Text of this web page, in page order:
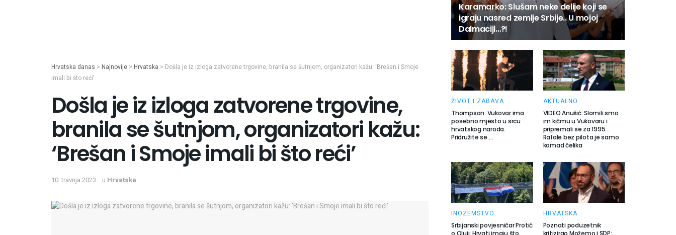
Hrvatska danas > Najnovije > Hrvatska > Došla je iz izloga zatvorene trgovine, branila se šutnjom, organizatori kažu: ‘Brešan i Smoje
imali bi što reći’
Došla je iz izloga zatvorene trgovine,
branila se šutnjom, organizatori kažu:
‘Brešan i Smoje imali bi što reći’
10. travnja 2023. u Hrvatska
Karamarko: Slušam neke delije koji se
igraju nasred zemlje Srbije.. U mojoj
Dalmaciji…?!
ŽIVOT I ZABAVA
Thompson: Vukovar ima
posebno mjesto u srcu
hrvatskog naroda.
Pridružite se….
AKTUALNO
VIDEO Anušić: Slomili smo
im kičmu u Vukovaru i
pripremali se za 1995…
Rafale bez pilota je samo
komad čelika
INOZEMSTVO
Srbijanski povjesničar Protić
o Oluji: Hrvati imaju što
HRVATSKA
Poznati poduzetnik
kritizirao Možemo i SDP: